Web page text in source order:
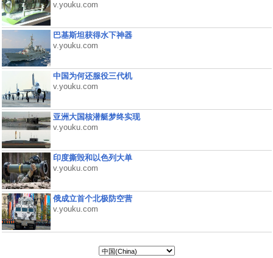
v.youku.com
巴基斯坦获得水下神器
v.youku.com
中国为何还服役三代机
v.youku.com
亚洲大国核潜艇梦终实现
v.youku.com
印度撕毁和以色列大单
v.youku.com
俄成立首个北极防空营
v.youku.com